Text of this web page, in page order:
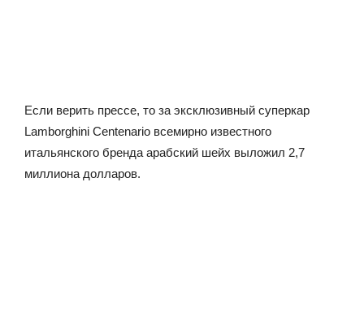
Если верить прессе, то за эксклюзивный суперкар
Lamborghini Centenario всемирно известного
итальянского бренда арабский шейх выложил 2,7
миллиона долларов.